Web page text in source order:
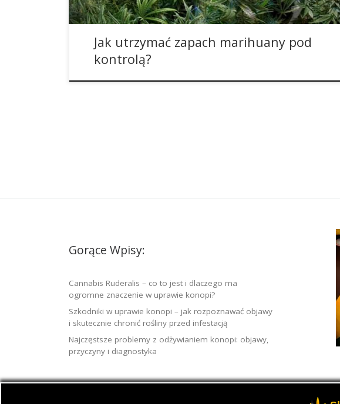
Jak utrzymać zapach marihuany pod
kontrolą?
Gorące Wpisy:
Cannabis Ruderalis – co to jest i dlaczego ma
ogromne znaczenie w uprawie konopi?
Szkodniki w uprawie konopi – jak rozpoznawać objawy
i skutecznie chronić rośliny przed infestacją
Najczęstsze problemy z odżywianiem konopi: objawy,
przyczyny i diagnostyka